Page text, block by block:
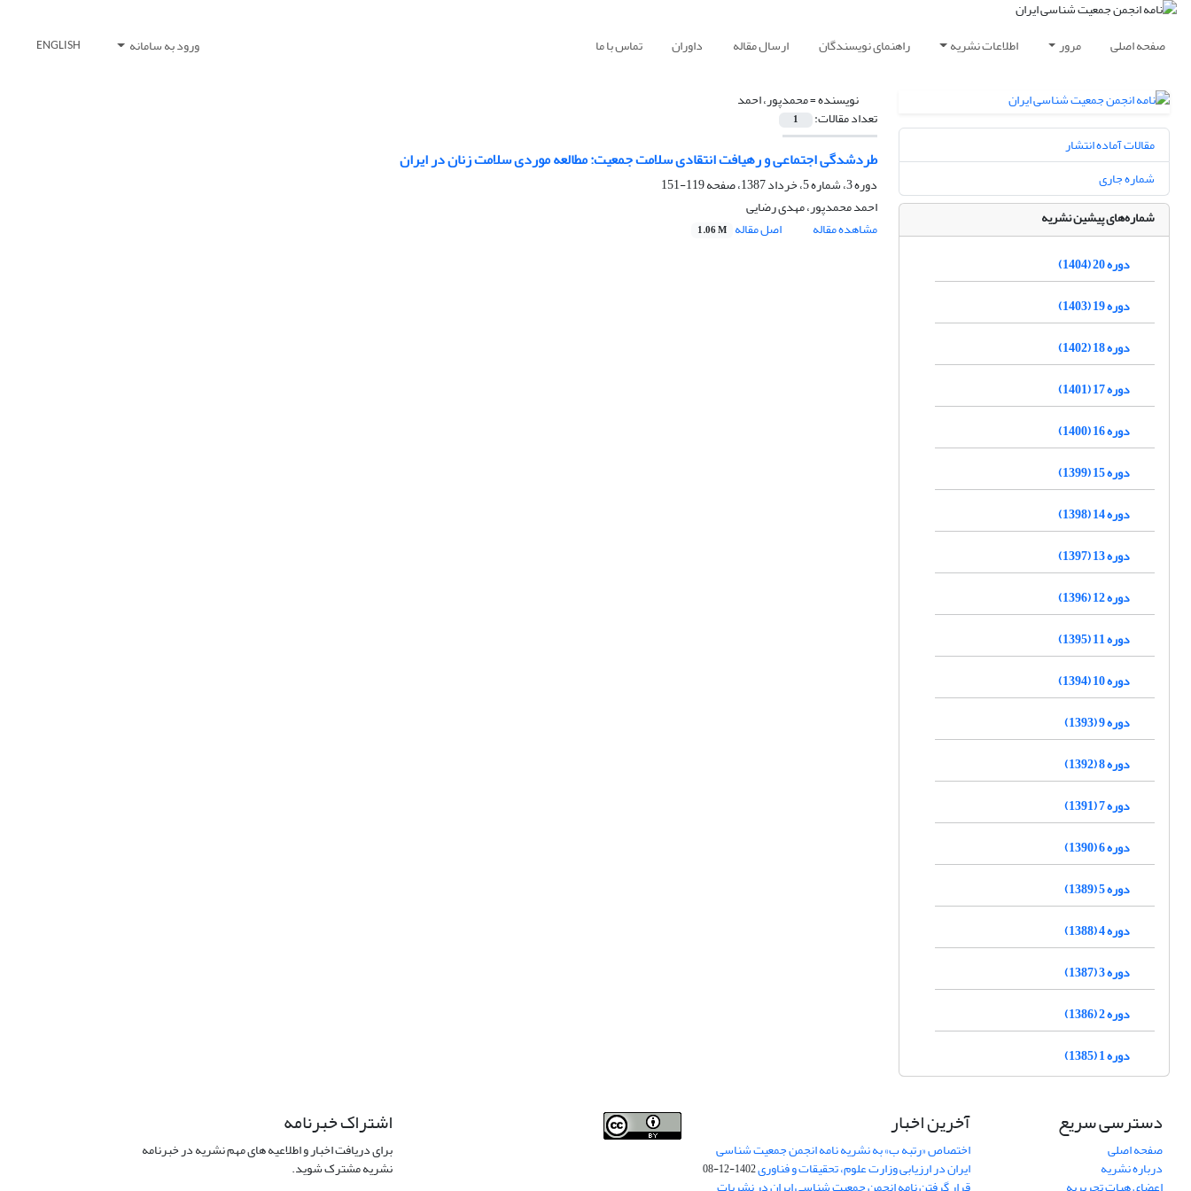
صفحه اصلی مرور اطلاعات نشریه راهنمای نویسندگان ارسال مقاله داوران تماس با ما ورود به سامانه ENGLISH
نویسنده =محمدپور، احمد
تعداد مقالات: 1
طردشدگی اجتماعی و رهیافت انتقادی سلامت جمعیت: مطالعه موردی سلامت زنان در ایران
دوره 3، شماره 5، خرداد 1387، صفحه
119-151
احمد محمدپور، مهدی رضایی
مشاهده مقاله
اصل مقاله 1.06 M
مقالات آماده انتشار
شماره جاری
شماره‌های پیشین نشریه
دوره 20 (1404)
دوره 19 (1403)
دوره 18 (1402)
دوره 17 (1401)
دوره 16 (1400)
دوره 15 (1399)
دوره 14 (1398)
دوره 13 (1397)
دوره 12 (1396)
دوره 11 (1395)
دوره 10 (1394)
دوره 9 (1393)
دوره 8 (1392)
دوره 7 (1391)
دوره 6 (1390)
دوره 5 (1389)
دوره 4 (1388)
دوره 3 (1387)
دوره 2 (1386)
دوره 1 (1385)
دسترسی سریع
صفحه اصلی
درباره نشریه
آخرین اخبار
اختصاص «رتبه ب» به نشریه نامه انجمن جمعیت شناسی
ایران در ارزیابی وزارت علوم، تحقیقات و فناوری1402-12-08
اشتراک خبرنامه
برای دریافت اخبار و اطلاعیه های مهم نشریه در خبرنامه
نشریه مشترک شوید.